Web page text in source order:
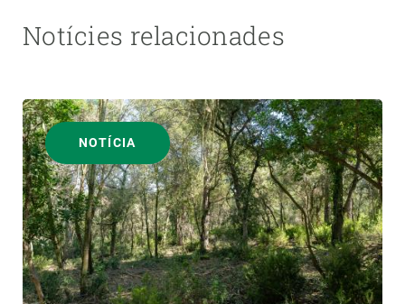
Notícies relacionades
NOTÍCIA